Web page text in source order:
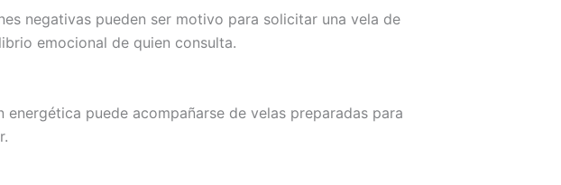
negativas pueden ser motivo para solicitar una vela de
emocional de quien consulta.
puede acompañarse de velas preparadas para